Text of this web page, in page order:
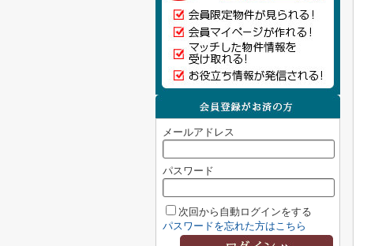
メールアドレス
パスワード
次回から自動ログインをする
パスワードを忘れた方はこちら